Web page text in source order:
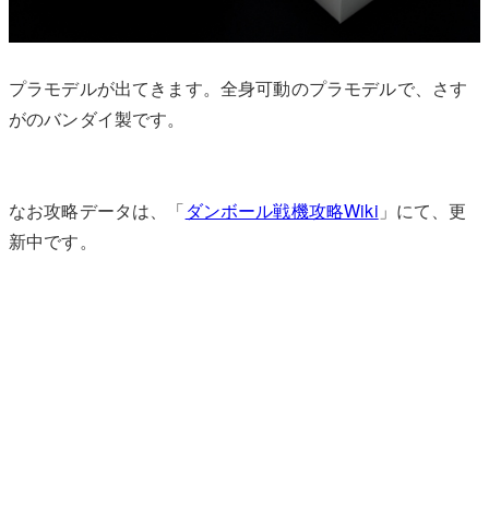
プラモデルが出てきます。全身可動のプラモデルで、さす
がのバンダイ製です。
なお攻略データは、「ダンボール戦機攻略Wiki 」にて、更
新中です。